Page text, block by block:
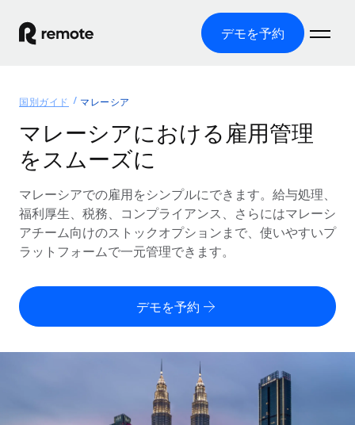
デモを予約
グローバル雇用
グローバル給与処理
コンプライアンス対応の給与処理を手軽に
Employer of Record（EOR）
グローバル展開をコストをかけずに実現
Contractor of Record
世界中の契約社員と法令を遵守して契約
世界中の契約社員をオンボーディングし、管理
複雑な雇用関連業務を外部委託
ソリューション
各国の制度に対応
国別ガイド
/国別のグローバル雇用支援を検索する
Remoteを他社と比較
リソース
ツールと計算ツール
従業員コスト計算ツール
契約社員の報酬計算ツール
グローバルな契約社員向けに、通貨オプションと支払スピー
価格
English
ログイン
国別ガイド マレーシア
マレーシアにおける雇用管理
をスムーズに
マレーシアでの雇用をシンプルにできます。給与処理、
福利厚生、税務、コンプライアンス、さらにはマレーシ
アチーム向けのストックオプションまで、使いやすいプ
ラットフォームで一元管理できます。
デモを予約